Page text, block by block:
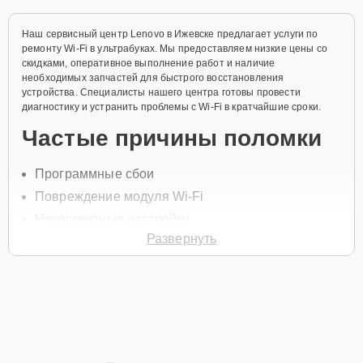
Наш сервисный центр Lenovo в Ижевске предлагает услуги по
ремонту Wi-Fi в ультрабуках. Мы предоставляем низкие цены со
скидками, оперативное выполнение работ и наличие
необходимых запчастей для быстрого восстановления
устройства. Специалисты нашего центра готовы провести
диагностику и устранить проблемы с Wi-Fi в кратчайшие сроки.
Частые причины поломки
Программные сбои
Повреждение модуля Wi-Fi
Неисправность антенны
Развернуть